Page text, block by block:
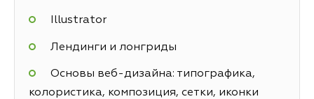
Illustrator
Лендинги и лонгриды
Основы веб-дизайна: типографика,
колористика, композиция, сетки, иконки